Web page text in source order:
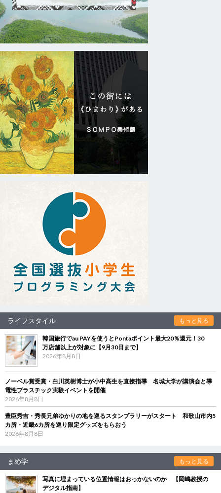
ライフスタイル もっと見る
韓国旅行でau PAYを使うとPontaポイント最大20％還元！30
万店舗以上が対象に【9月30日まで】
2026年8月8日
ノーベル賞受賞・白川英樹博士が小中高生を直接指導 名城大学が講演会と導
電性プラスチック実験イベントを開催
2026年8月8日
豊臣秀吉・秀長兄弟ゆかりの地を巡るスタンプラリーがスタート 和歌山市内5
カ所・近畿6カ所を巡り限定グッズをもらおう
2026年8月8日
まめ学 もっと見る
写真に埋まっている位置情報はおっかないのか 【岡嶋教授の
デジタル指南】